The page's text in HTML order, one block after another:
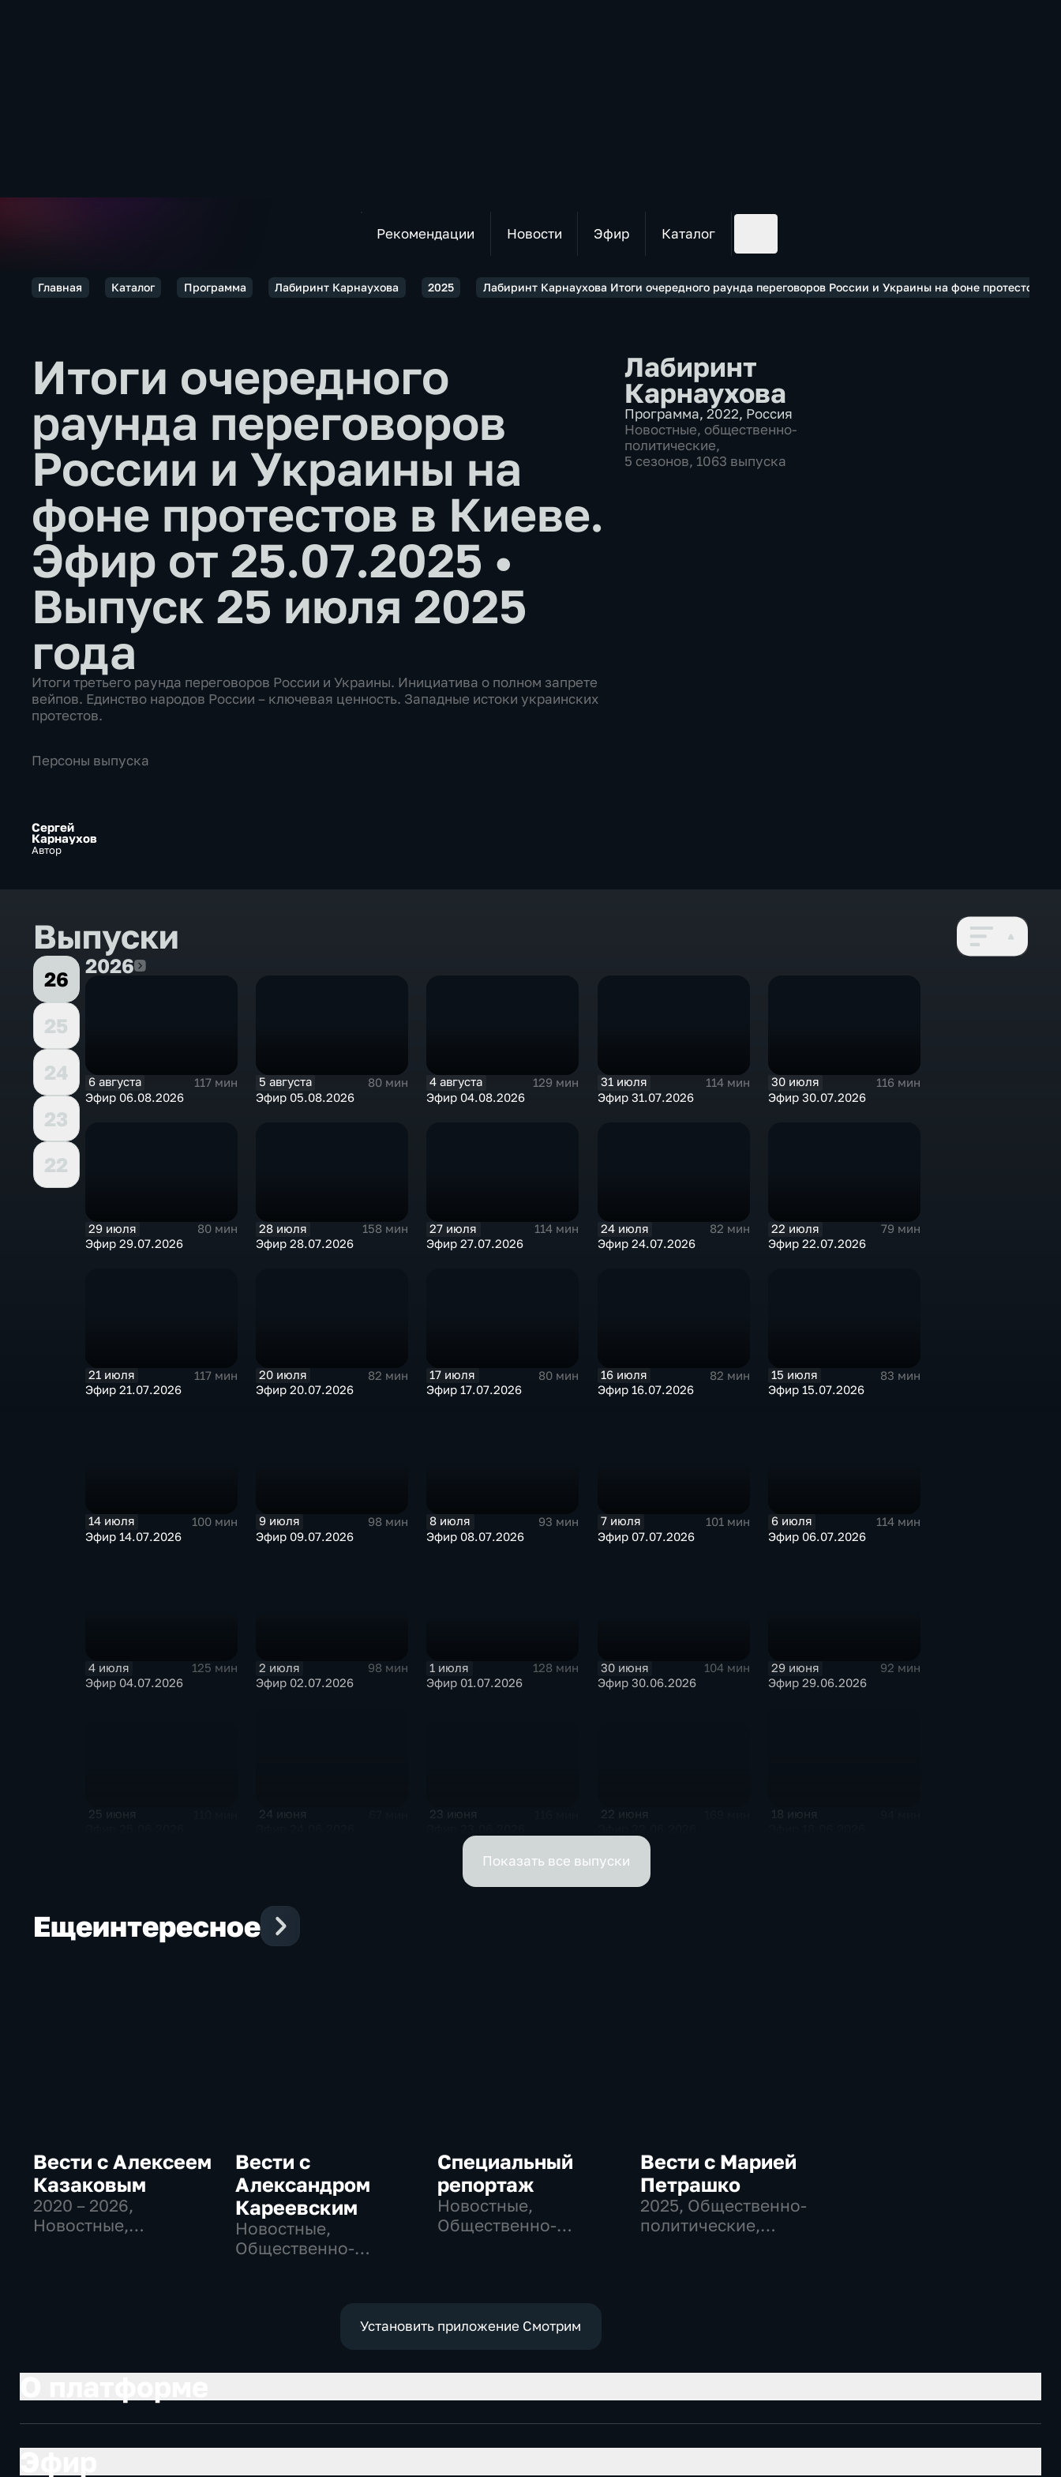
Рекомендации Новости Эфир Каталог
Главная Каталог Программа Лабиринт Карнаухова 2025 Лабиринт Карнаухова Итоги очередного раунда переговоров России и Украины на фоне протестов в
Итоги очередного
раунда переговоров
России и Украины на
фоне протестов в Киеве.
Эфир от 25.07.2025 •
Выпуск 25 июля 2025
года
Итоги третьего раунда переговоров России и Украины. Инициатива о полном запрете
вейпов. Единство народов России – ключевая ценность. Западные истоки украинских
протестов.
Лабиринт
Карнаухова
Программа, 2022, Россия
Новостные, общественно-
политические,
5 сезонов, 1063 выпуска
Персоны выпуска
Сергей
Карнаухов
Автор
Выпуски
26
25
24
23
22
20262026
6 августа
117 мин
Эфир 06.08.2026
5 августа
80 мин
Эфир 05.08.2026
4 августа
129 мин
Эфир 04.08.2026
31 июля
114 мин
Эфир 31.07.2026
30 июля
116 мин
Эфир 30.07.2026
29 июля
80 мин
Эфир 29.07.2026
28 июля
158 мин
Эфир 28.07.2026
27 июля
114 мин
Эфир 27.07.2026
24 июля
82 мин
Эфир 24.07.2026
22 июля
79 мин
Эфир 22.07.2026
21 июля
117 мин
Эфир 21.07.2026
20 июля
82 мин
Эфир 20.07.2026
17 июля
80 мин
Эфир 17.07.2026
16 июля
82 мин
Эфир 16.07.2026
15 июля
83 мин
Эфир 15.07.2026
14 июля
100 мин
Эфир 14.07.2026
9 июля
98 мин
Эфир 09.07.2026
8 июля
93 мин
Эфир 08.07.2026
7 июля
101 мин
Эфир 07.07.2026
6 июля
114 мин
Эфир 06.07.2026
4 июля
125 мин
Эфир 04.07.2026
2 июля
98 мин
Эфир 02.07.2026
1 июля
128 мин
Эфир 01.07.2026
30 июня
104 мин
Эфир 30.06.2026
29 июня
92 мин
Эфир 29.06.2026
25 июня 24 июня 23 июня 22 июня 18 июня
Показать все выпуски
Ещеинтересное
Вести с Алексеем
Казаковым
2020 – 2026,
Новостные,
Вести с
Александром
Кареевским
Новостные,
Общественно-
Специальный
репортаж
Новостные,
Общественно-
Вести с Марией
Петрашко
2025, Общественно-
политические,
Установить приложение Смотрим